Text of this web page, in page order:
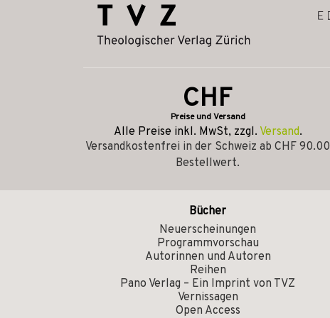
CHF
Preise und Versand
Alle Preise inkl. MwSt, zzgl. Versand.
Versandkostenfrei in der Schweiz ab CHF 90.00
Bestellwert.
Bücher
Neuerscheinungen
Programmvorschau
Autorinnen und Autoren
Reihen
Pano Verlag – Ein Imprint von TVZ
Vernissagen
Open Access